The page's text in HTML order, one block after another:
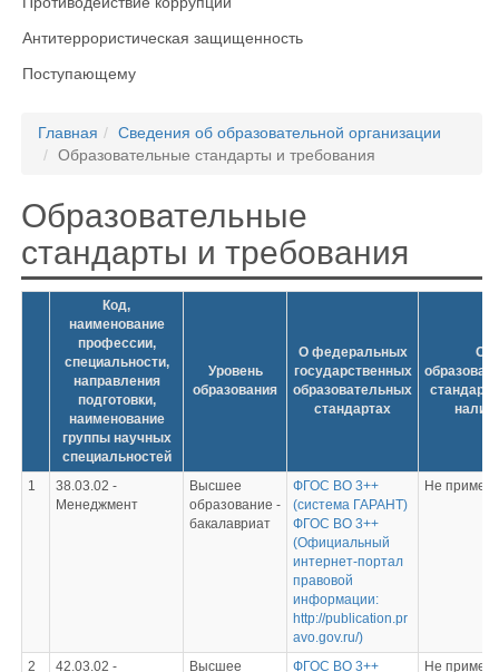
Антитеррористическая защищенность
Поступающему
Главная
Сведения об образовательной организации
Образовательные стандарты и требования
Образовательные
стандарты и требования
Код,
наименование
профессии,
специальности,
направления
подготовки,
наименование
группы научных
специальностей
Уровень
образования
О федеральных
государственных
образовательных
стандартах
Об
1
38.03.02 -
Менеджмент
Высшее
образование -
бакалавриат
ФГОС ВО 3++
(система ГАРАНТ)
ФГОС ВО 3++
(Официальный
интернет-портал
правовой
информации:
http://publication.pr
avo.gov.ru/)
Не
2
42.03.02 -
Высшее
ФГОС ВО 3++
Не